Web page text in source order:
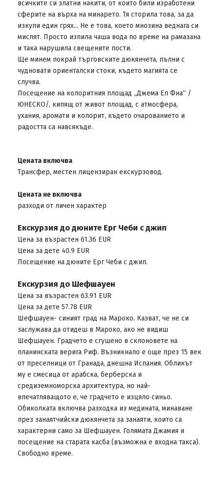
всичките си златни накити, от които били изработени
сферите на върха на минарeто. Тя сторила това, за да
изкупи един грях... Не е това, което мнозина веднага си
мислят. Просто изпила чаша вода по време на рамазана
и така нарушила свещените пости.
Ще минем покрай търговските дюкянчета, пълни с
чудновати ориенталски стоки, където магията се
случва.
Посещение на колоритния площад „Джема Ел Фна“ /
ЮНЕСКО/, кипящ от живот площад, с атмосфера,
ухания, аромати и колорит, където очарованието и
радостта са навсякъде.
Цената включва
Трансфер, местен лицензиран екскурзовод.
Цената не включва
разходи от личен характер
Eкскурзия до дюните Ерг Чеби с джип
Цена за възрастен 61.36 EUR
Цена за дете 40.9 EUR
Посещение на дюните Ерг Чеби с джип.
Екскурзия до Шефшауен
Цена за възрастен 63.91 EUR
Цена за дете 57.78 EUR
Шефшауен- синият град на Мароко. Казват, че не си
заслужава да отидеш в Мароко, ако не видиш
Шефшауен. Градчето е сгушено в склоновете на
планинската верига Риф. Възникнало е още през 15 век
от преселници от Гранада, днешна Испания. Обликът
му е смесица от арабска, берберска и
средиземноморска архитектура, но най-
впечатляващото е, че градчето е изцяло синьо.
Обиколката включва разходка из медината, минаване
през занаятчийски дюкянчета за занаяти, които са
характерни само за Шефшауен. Голямата Джамия и
посещение на старата касба (възможна е входна такса).
Свободно време.